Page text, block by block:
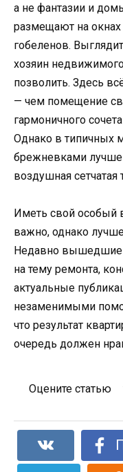
а не фантазии и
размещают на
гобеленов.
хозяин
позволить. Здесь
— чем помещение
гармоничного
Однако в типичных
брежневками лучше
воздушная сетчатая
Иметь свой особый
важно, однако
Недавно вышедшие
на тему ремонта,
актуальные
незаменимыми
что результат
очередь должен
Оцените статью